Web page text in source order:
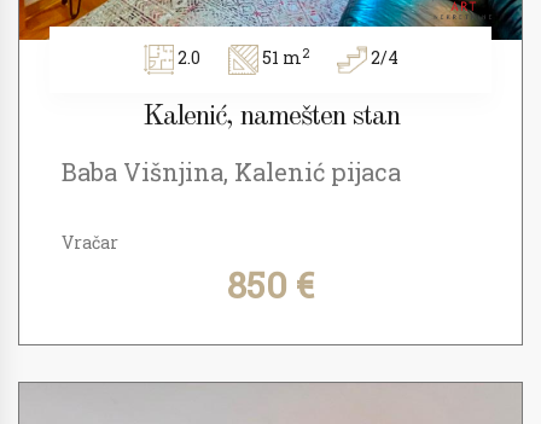
2.0 51 m2 2/4
Kalenić, namešten stan
Baba Višnjina, Kalenić pijaca
Vračar
850 €